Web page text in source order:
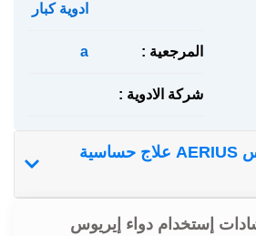
ادوية كبار
المرجعية : a
شركة الادوية :
فهرس : دواء إيريوس AERIUS علاج حساسية
إستخدام دواء إيريوس